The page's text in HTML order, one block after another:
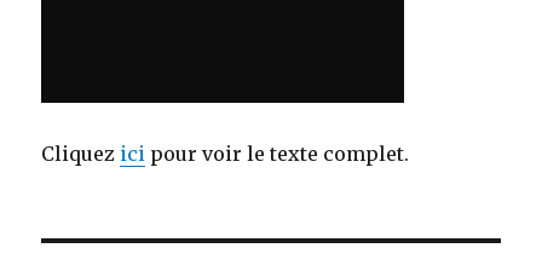
Cliquez ici pour voir le texte complet.